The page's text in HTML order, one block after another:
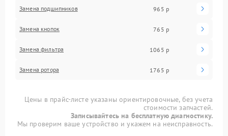
Замена подшипников 965 р
Замена кнопок 765 р
Замена фильтра 1065 р
Замена ротора 1765 р
Цены в прайс-листе указаны ориентировочные, без учета
стоимости запчастей.
Записывайтесь на бесплатную диагностику.
Мы проверим ваше устройство и укажем на неисправность.